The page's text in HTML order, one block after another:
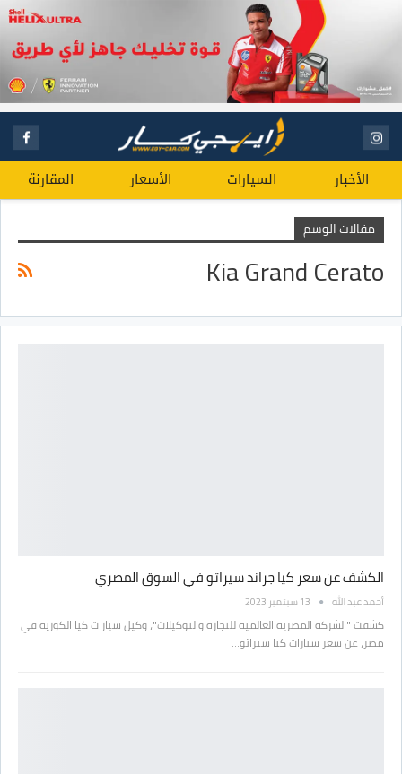
الأخبار السيارات الأسعار المقارنة
مقالات الوسم
Kia Grand Cerato
الكشف عن سعر كيا جراند سيراتو في السوق المصري
أحمد عبد الله 13 سبتمبر 2023
كشفت "الشركة المصرية العالمية للتجارة والتوكيلات"، وكيل سيارات كيا الكورية في
مصر، عن سعر سيارات كيا سيراتو…